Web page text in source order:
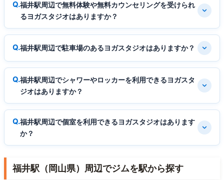
福井駅周辺で無料体験や無料カウンセリングを受けられ
るヨガスタジオはありますか？
福井駅周辺で駐車場のあるヨガスタジオはありますか？
福井駅周辺でシャワーやロッカーを利用できるヨガスタ
ジオはありますか？
福井駅周辺で個室を利用できるヨガスタジオはあります
か？
福井駅（岡山県）周辺でジムを駅から探す